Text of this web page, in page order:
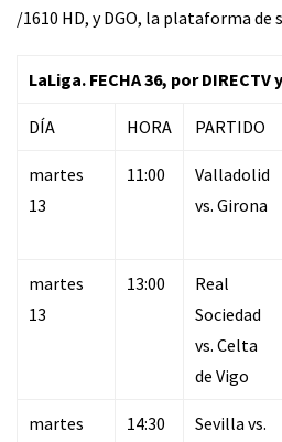
/1610 HD, y DGO, la plataforma de
LaLiga. FECHA 36, por DIRECTV
DÍA HORA PARTIDO
martes
13
11:00
Valladolid
vs. Girona
martes
13
13:00
Real
Sociedad
vs. Celta
de Vigo
martes
14:30
Sevilla vs.